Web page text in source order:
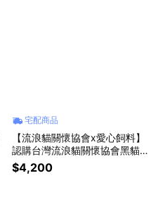
宅配商品
【流浪貓關懷協會x愛心飼料】
認購台灣流浪貓關懷協會黑貓侍
飼料-12kg(購買者本人將不會收
到商品)
$4,200